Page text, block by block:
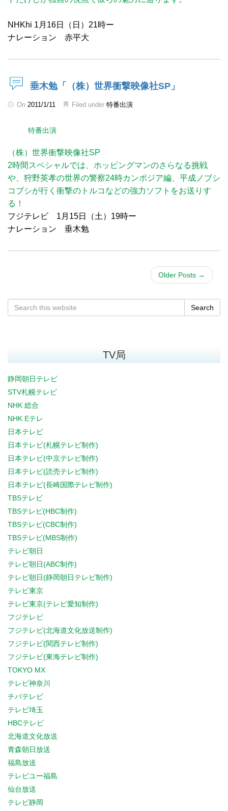
NHKhi 1月16日（日）21時ー
ナレーション 赤平大
垂木勉「（株）世界衝撃映像社SP」
On 2011/1/11 Filed under 特番出演
特番出演
（株）世界衝撃映像社SP
2時間スペシャルでは、ホッピングマンのさらなる挑戦
や、狩野英孝の世界の警察24時カンボジア編、平成ノブシ
コブシが行く衝撃のトルコなどの強力ソフトをお送りす
る！
フジテレビ 1月15日（土）19時ー
ナレーション 垂木勉
Older Posts →
Search
TV局
静岡朝日テレビ
STV札幌テレビ
NHK 総合
NHK Eテレ
日本テレビ
日本テレビ(札幌テレビ制作)
日本テレビ(中京テレビ制作)
日本テレビ(読売テレビ制作)
日本テレビ(長崎国際テレビ制作)
TBSテレビ
TBSテレビ(HBC制作)
TBSテレビ(CBC制作)
TBSテレビ(MBS制作)
テレビ朝日
テレビ朝日(ABC制作)
テレビ朝日(静岡朝日テレビ制作)
テレビ東京
テレビ東京(テレビ愛知制作)
フジテレビ
フジテレビ(北海道文化放送制作)
フジテレビ(関西テレビ制作)
フジテレビ(東海テレビ制作)
TOKYO MX
テレビ神奈川
チバテレビ
テレビ埼玉
HBCテレビ
北海道文化放送
青森朝日放送
福島放送
テレビユー福島
仙台放送
テレビ静岡